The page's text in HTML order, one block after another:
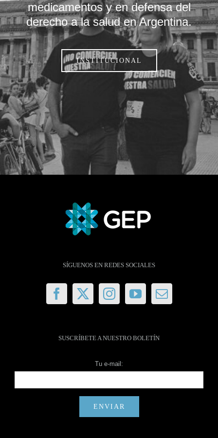
medicamentos y en defensa del
derecho a la salud en Argentina.
INSTITUCIONAL
SÍGUENOS EN REDES SOCIALES
SUSCRÍBETE A NUESTRO BOLETÍN
Tu e-mail: